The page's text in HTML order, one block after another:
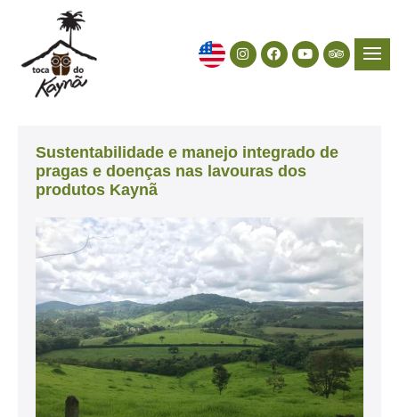
Sustentabilidade e manejo integrado de
pragas e doenças nas lavouras dos
produtos Kaynã